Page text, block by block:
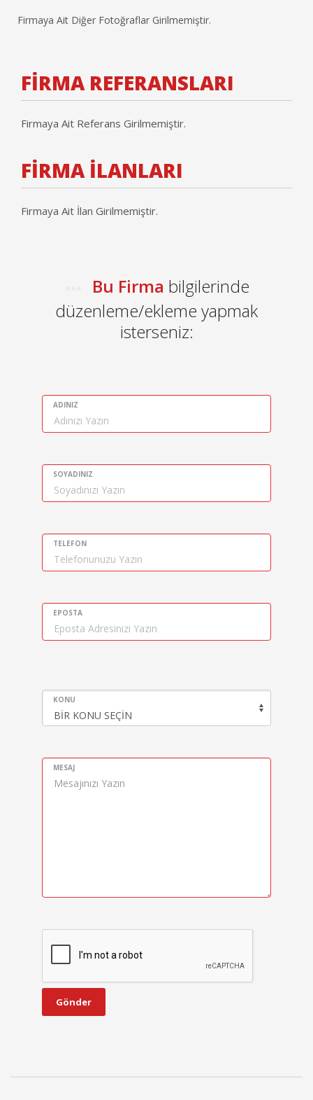
Firmaya Ait Diğer Fotoğraflar Girilmemiştir.
FİRMA REFERANSLARI
Firmaya Ait Referans Girilmemiştir.
FİRMA İLANLARI
Firmaya Ait İlan Girilmemiştir.
Bu Firma bilgilerinde
düzenleme/ekleme yapmak
isterseniz:
ADINIZ
SOYADINIZ
TELEFON
EPOSTA
KONU
MESAJ